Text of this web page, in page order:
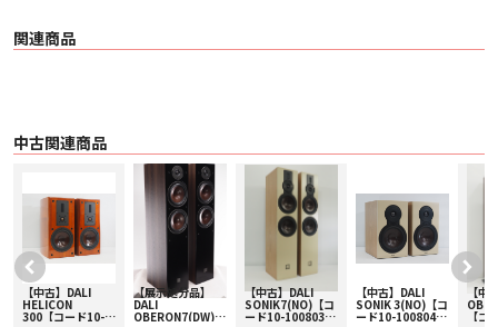
ル・ウォルナット、ハイグロス・ホワイトの4種から選ぶことができます。
〇 クロスオーバー周波数 2,800 Hz
〇 トゥイーター 29 mm Low Loss ソフトドーム・トゥイーター
〇 ミッドレンジ／ウーファー 165 mm SMCウッドファイバーコーン・ドライ
〇 エンクロージャー・タイプ バスレフ型
〇 ターミナル バイワイヤリング／バイアンプ対応
〇 外形寸法（H x W x D） 350 x 195 x 335 mm
〇 質量 9.5 kg（グリルを含む）
〇 付属品
・ 取扱説明書
・ ポリッシングクロス（グロス仕上げのみ）
・ フロントグリル
関連商品
中古関連商品
【中古】DALI
HELICON
300【コード10-
【展示処分品】
DALI
OBERON7(DW)
【中古】DALI
SONIK7(NO)【コ
ード10-100803】
【中古】DALI
SONIK 3(NO)【コ
ード10-100804】
【中
【コ